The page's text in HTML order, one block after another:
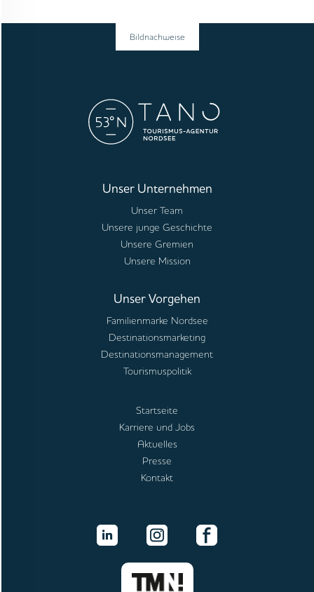
Bildnachweise
Unser Unternehmen
Unser Team
Unsere junge Geschichte
Unsere Gremien
Unsere Mission
Unser Vorgehen
Familienmarke Nordsee
Destinationsmarketing
Destinationsmanagement
Tourismuspolitik
Startseite
Karriere und Jobs
Aktuelles
Presse
Kontakt